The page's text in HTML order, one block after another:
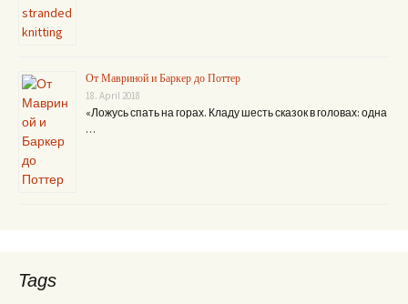
От Мавриной и Баркер до Поттер
18. April 2018
«Ложусь спать на горах. Кладу шесть сказок в головах: одна
…
Tags